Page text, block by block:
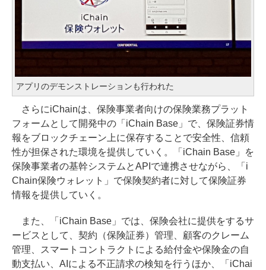
アプリのデモンストレーションも行われた
さらにiChainは、保険事業者向けの保険業務プラット
フォームとして開発中の「iChain Base」で、保険証券情
報をブロックチェーン上に保存することで安全性、信頼
性が担保された環境を提供していく。「iChain Base」を
保険事業者の基幹システムとAPIで連携させながら、「i
Chain保険ウォレット」で保険契約者に対して保険証券
情報を提供していく。
また、「iChain Base」では、保険会社に提供をするサ
ービスとして、契約（保険証券）管理、顧客のクレーム
管理、スマートコントラクトによる給付金や保険金の自
動支払い、AIによる不正請求の検知を行うほか、「iChai